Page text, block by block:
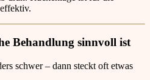
Behandlung sinnvoll ist
schwer – dann steckt oft etwas